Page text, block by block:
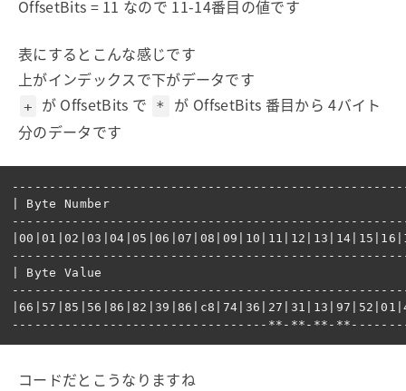
OffsetBits = 11 なので 11-14番目の値です
表にするとこんな感じです
上がインデックスで下がデータです
+ が OffsetBits で *
が OffsetBits 番目から 4バイト
分のデータです
| Byte Number
| Byte Value
コードだとこうなりますね